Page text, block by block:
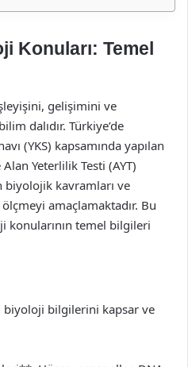
Konuları: Temel
gelişimini ve
dalıdır. Türkiye’de
(YKS) kapsamında yapılan
Yeterlilik Testi (AYT)
kavramları ve
amaçlamaktadır. Bu
konularının temel bilgileri
biyoloji bilgilerini kapsar ve